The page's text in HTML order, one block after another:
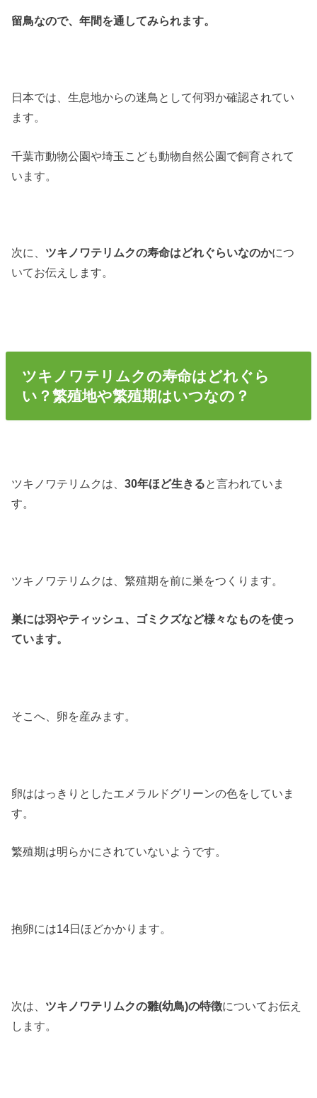
留鳥なので、年間を通してみられます。
日本では、生息地からの迷鳥として何羽か確認されてい
ます。
千葉市動物公園や埼玉こども動物自然公園で飼育されて
います。
次に、 ツキノワテリムクの寿命はどれぐらいなのかにつ
いてお伝えします。
ツキノワテリムクの寿命はどれぐら
い？繁殖地や繁殖期はいつなの？
ツキノワテリムクは、30年ほど生きると言われていま
す。
ツキノワテリムクは、繁殖期を前に巣をつくります。
巣には羽やティッシュ、ゴミクズなど様々なものを使っ
ています。
そこへ、卵を産みます。
卵ははっきりとしたエメラルドグリーンの色をしていま
す。
繁殖期は明らかにされていないようです。
抱卵には14日ほどかかります。
次は、 ツキノワテリムクの雛(幼鳥)の特徴についてお伝え
します。